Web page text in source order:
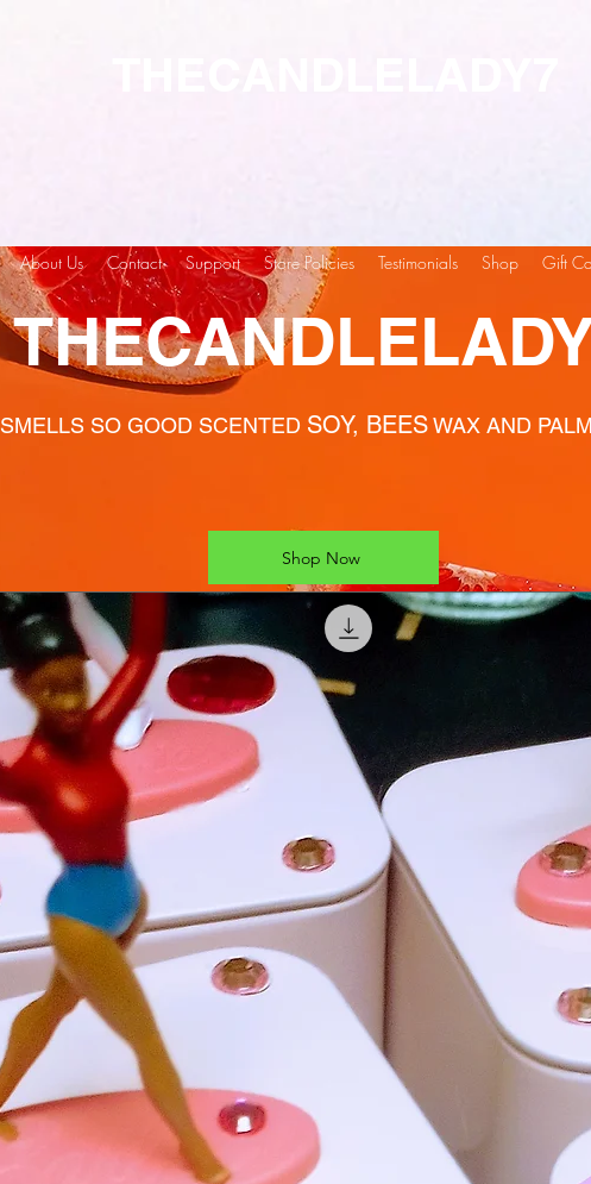
About Us Contact Support Store Policies Testimonials Shop Gift
SMELLS SO GOOD SCENTED SOY, BEESWAX AND
Shop Now